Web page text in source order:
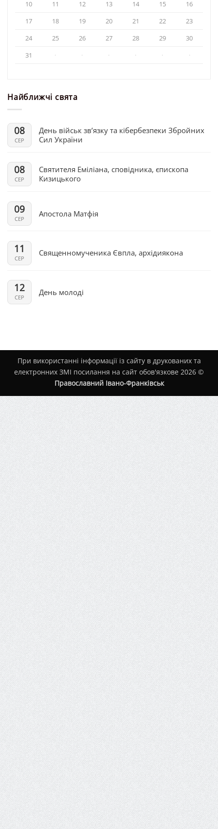
10 11 12 13 14 15
16
17
18 19 20 21 22
23
24
25 26 27 28 29
30
31
· · · · · ·
Найближчі свята
08
СЕР
День військ зв’язку та кібербезпеки Збройних
Сил України
08
СЕР
Святителя Еміліана, сповідника, єпископа
Кизицького
09
СЕР
Апостола Матфія
11
СЕР
Священномученика Євпла, архідиякона
12
СЕР
День молоді
При використанні інформації із сайту в друкованих та
електронних ЗМІ посилання на сайт обов'язкове 2026 ©
Православний Івано-Франківськ